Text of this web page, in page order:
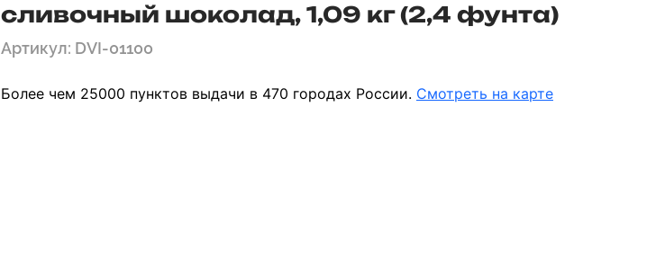
сливочный шоколад, 1,09 кг (2,4 фунта)
Артикул: DVI-01100
Более чем 25000 пунктов выдачи в 470 городах России. Смотреть на карте